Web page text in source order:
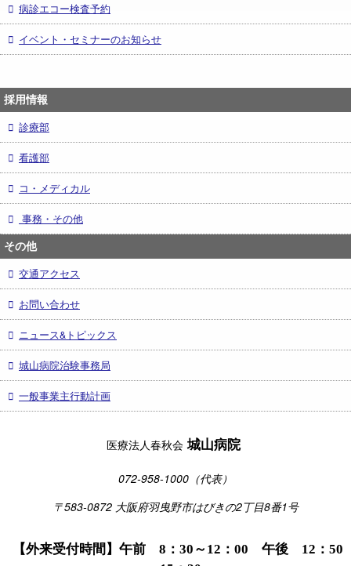
病診エコー検査予約
イベント・セミナーのお知らせ
採用情報
診療部
看護部
コ・メディカル
事務・その他
その他
交通アクセス
お問い合わせ
ニュース&トピックス
城山病院治験事務局
一般事業主行動計画
医療法人春秋会 城山病院
072-958-1000（代表）
〒583-0872 大阪府羽曳野市はびきの2丁目8番1号
【外来受付時間】午前 8：30～12：00 午後 12：50